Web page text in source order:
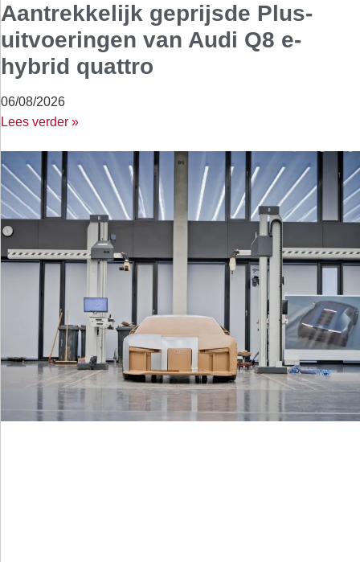
Aantrekkelijk geprijsde Plus-
uitvoeringen van Audi Q8 e-
hybrid quattro
06/08/2026
Lees verder »